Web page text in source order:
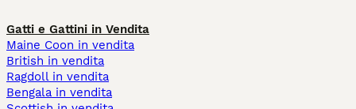
Gatti e Gattini in Vendita
Maine Coon in vendita
British in vendita
Ragdoll in vendita
Bengala in vendita